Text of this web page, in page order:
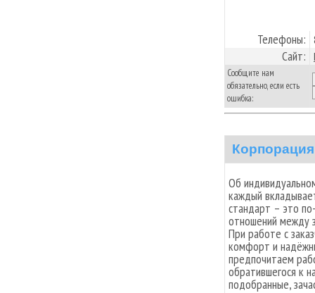
Телефоны:
Сайт:
Сообщите нам
обязательно, если есть
ошибка:
Об
каждый
стандарт – это
отношений между
При работе с
комфорт и
предпочитаем
обратившегося к
подобранные,